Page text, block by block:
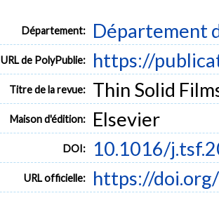
Département: Département
URL de PolyPublie: https://
Titre de la revue: Thin Solid
Maison d'édition: Elsevier
DOI: 10.1016/
URL officielle: https://